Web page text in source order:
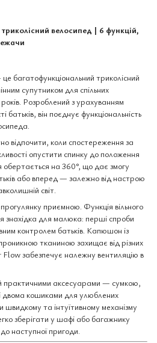
велосипед | 6 функцій,
багатофункціональний триколісний
супутником для спільних
років. Розроблений з урахуванням
він поєднує функціональність
відпочити, коли спостереження за
опустити спинку до положення
обертається на 360°, що дає змогу
або вперед — залежно від настрою
світ.
приємною. Функція вільного
для малюка: перші спроби
контролем батьків. Капюшон із
тканиною захищає від різних
забезпечує належну вентиляцію в
практичними аксесуарами — сумкою,
двома кошиками для улюблених
швидкому та інтуїтивному механізму
зберігати у шафі або багажнику
наступної пригоди.